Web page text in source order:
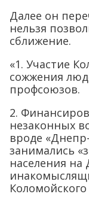
Далее он
нельзя
сближение.
«1. Участие
сожжения
профсоюзов.
2.
незаконных
вроде
занимались
населения на